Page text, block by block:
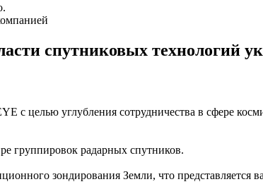
спутниковых технологий
целью углубления сотрудничества в сфере
группировок радарных спутников.
зондирования Земли, что